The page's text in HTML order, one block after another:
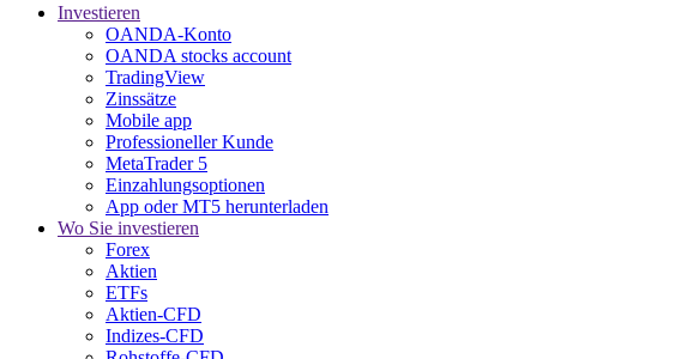
Investieren
OANDA-Konto
OANDA stocks account
TradingView
Zinssätze
Mobile app
Professioneller Kunde
MetaTrader 5
Einzahlungsoptionen
App oder MT5 herunterladen
Wo Sie investieren
Forex
Aktien
ETFs
Aktien-CFD
Indizes-CFD